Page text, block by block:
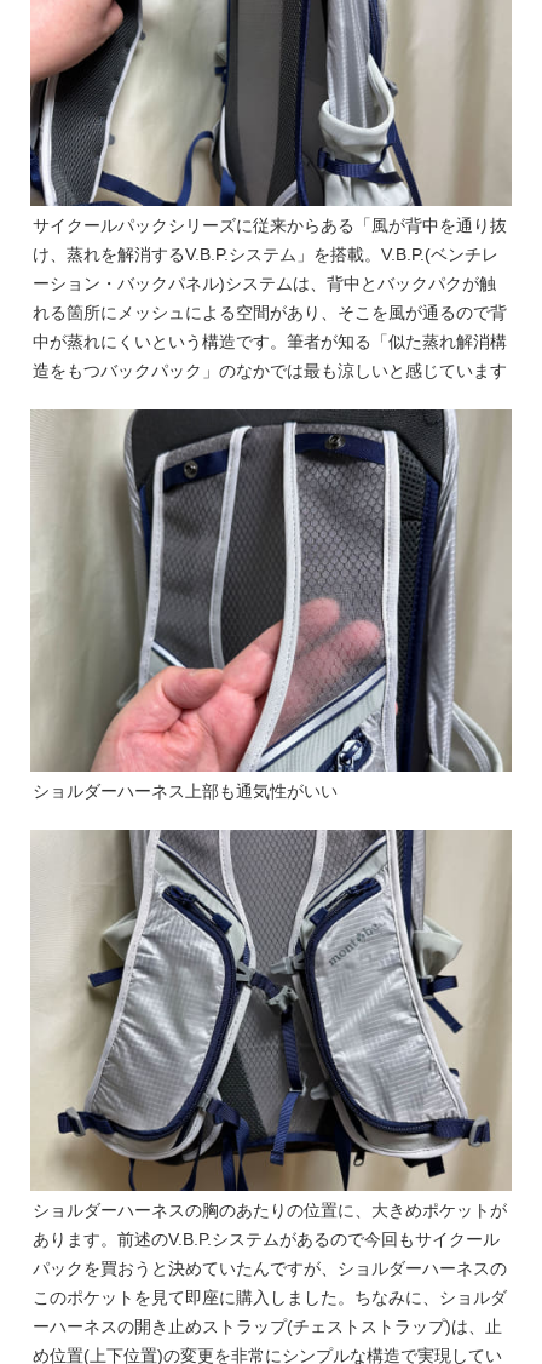
サイクールパックシリーズに従来からある「風が背中を通り抜
け、蒸れを解消するV.B.P.システム」を搭載。V.B.P.(ベンチレ
ーション・バックパネル)システムは、背中とバックパクが触
れる箇所にメッシュによる空間があり、そこを風が通るので背
中が蒸れにくいという構造です。筆者が知る「似た蒸れ解消構
造をもつバックパック」のなかでは最も涼しいと感じています
ショルダーハーネス上部も通気性がいい
ショルダーハーネスの胸のあたりの位置に、大きめポケットが
あります。前述のV.B.P.システムがあるので今回もサイクール
パックを買おうと決めていたんですが、ショルダーハーネスの
このポケットを見て即座に購入しました。ちなみに、ショルダ
ーハーネスの開き止めストラップ(チェストストラップ)は、止
め位置(上下位置)の変更を非常にシンプルな構造で実現してい